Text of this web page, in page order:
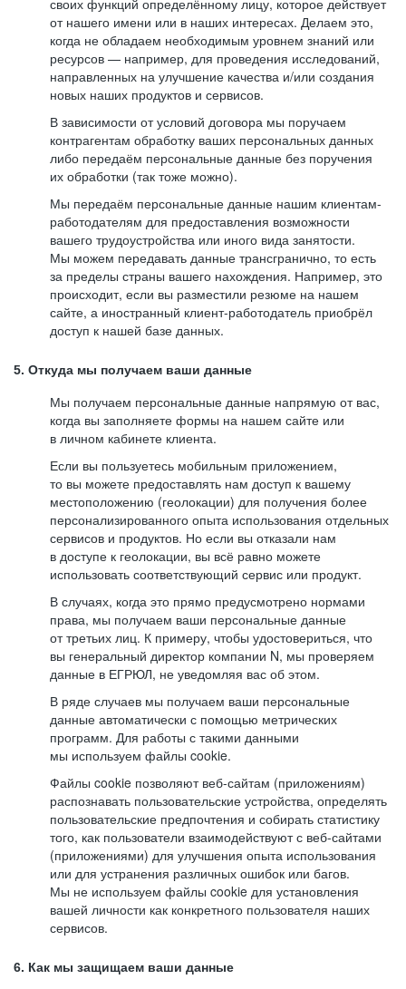
своих функций определённому лицу, которое действует
от нашего имени или в наших интересах. Делаем это,
когда не обладаем необходимым уровнем знаний или
ресурсов — например, для проведения исследований,
направленных на улучшение качества и/или создания
новых наших продуктов и сервисов.
В зависимости от условий договора мы поручаем
контрагентам обработку ваших персональных данных
либо передаём персональные данные без поручения
их обработки (так тоже можно).
Мы передаём персональные данные нашим клиентам-
работодателям для предоставления возможности
вашего трудоустройства или иного вида занятости.
Мы можем передавать данные трансгранично, то есть
за пределы страны вашего нахождения. Например, это
происходит, если вы разместили резюме на нашем
сайте, а иностранный клиент-работодатель приобрёл
доступ к нашей базе данных.
5. Откуда мы получаем ваши данные
Мы получаем персональные данные напрямую от вас,
когда вы заполняете формы на нашем сайте или
в личном кабинете клиента.
Если вы пользуетесь мобильным приложением,
то вы можете предоставлять нам доступ к вашему
местоположению (геолокации) для получения более
персонализированного опыта использования отдельных
сервисов и продуктов. Но если вы отказали нам
в доступе к геолокации, вы всё равно можете
использовать соответствующий сервис или продукт.
В случаях, когда это прямо предусмотрено нормами
права, мы получаем ваши персональные данные
от третьих лиц. К примеру, чтобы удостовериться, что
вы генеральный директор компании N, мы проверяем
данные в ЕГРЮЛ, не уведомляя вас об этом.
В ряде случаев мы получаем ваши персональные
данные автоматически с помощью метрических
программ. Для работы с такими данными
мы используем файлы cookie.
Файлы cookie позволяют веб-сайтам (приложениям)
распознавать пользовательские устройства, определять
пользовательские предпочтения и собирать статистику
того, как пользователи взаимодействуют с веб-сайтами
(приложениями) для улучшения опыта использования
или для устранения различных ошибок или багов.
Мы не используем файлы cookie для установления
вашей личности как конкретного пользователя наших
сервисов.
6. Как мы защищаем ваши данные